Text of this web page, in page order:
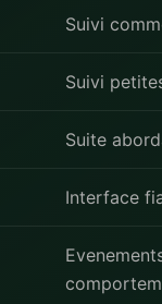
Suivi
Suivi
Suite
Interface